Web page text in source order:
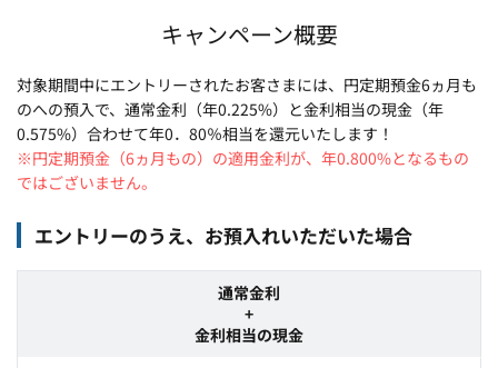
キャンペーン概要
対象期間中にエントリーされたお客さまには、円定期預金6ヵ月も
のへの預入で、通常金利（年0.225%）と金利相当の現金（年
0.575%）合わせて年0．80％相当を還元いたします！
※円定期預金（6ヵ月もの）の適用金利が、年0.800%となるもの
ではございません。
エントリーのうえ、お預入れいただいた場合
通常金利
+
金利相当の現金